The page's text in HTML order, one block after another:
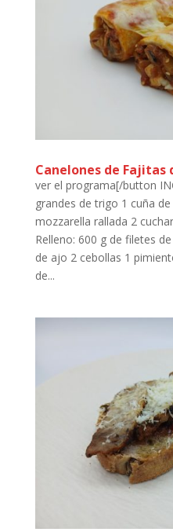
Canelones de Fajitas
ver el programa[/button
grandes de trigo 1 cuña
mozzarella rallada 2
Relleno: 600 g de filetes
de ajo 2 cebollas 1
de...